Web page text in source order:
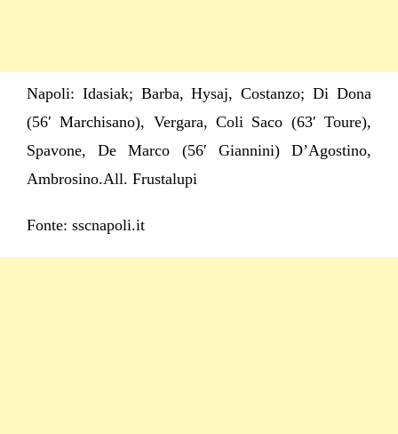
Napoli: Idasiak; Barba, Hysaj, Costanzo; Di Dona
(56′ Marchisano), Vergara, Coli Saco (63′ Toure),
Spavone, De Marco (56′ Giannini) D’Agostino,
Ambrosino.All. Frustalupi
Fonte: sscnapoli.it